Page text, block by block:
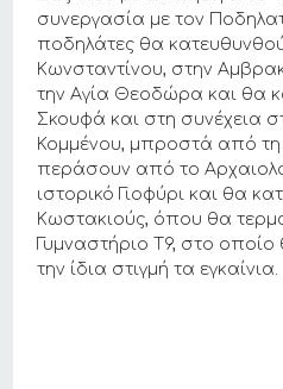
συνεργασία με τον
ποδηλάτες θα
Κωνσταντίνου, στην
την Αγία Θεοδώρα και θα
Σκουφά και στη συνέχεια
Κομμένου, μπροστά από
περάσουν από το
ιστορικό Γιοφύρι και θα
Κωστακιούς, όπου θα
Γυμναστήριο Τ9, στο
την ίδια στιγμή τα εγκαίνια.